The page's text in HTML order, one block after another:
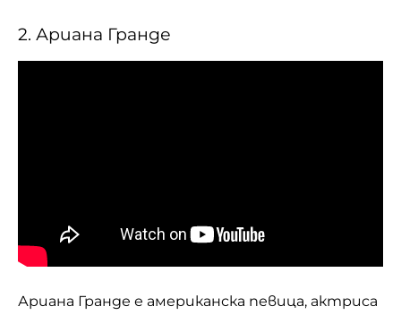
2. Ариана Гранде
Ариана Гранде е американска певица, актриса